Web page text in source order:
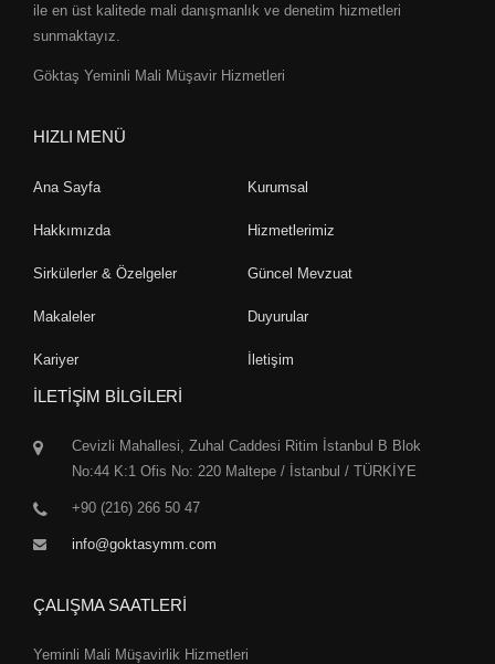
ile en üst kalitede mali danışmanlık ve denetim hizmetleri
sunmaktayız.
Göktaş Yeminli Mali Müşavir Hizmetleri
HIZLI MENÜ
Ana Sayfa Kurumsal
Hakkımızda Hizmetlerimiz
Sirkülerler & Özelgeler Güncel Mevzuat
Makaleler Duyurular
Kariyer İletişim
İLETİŞİM BİLGİLERİ
Cevizli Mahallesi, Zuhal Caddesi Ritim İstanbul B Blok
No:44 K:1 Ofis No: 220 Maltepe / İstanbul / TÜRKİYE
+90 (216) 266 50 47
info@goktasymm.com
ÇALIŞMA SAATLERİ
Yeminli Mali Müşavirlik Hizmetleri